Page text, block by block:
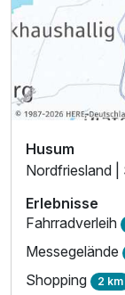
Husum
Nordfriesland
Erlebnisse
Fahrradverleih
Messegelände
Shopping 2 km